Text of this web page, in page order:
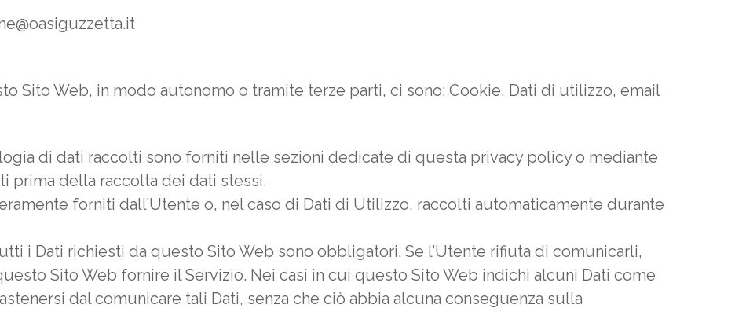
Sito Web, in modo autonomo o tramite terze parti, ci sono: Cookie, Dati di utilizzo, email
di dati raccolti sono forniti nelle sezioni dedicate di questa privacy policy o mediante
prima della raccolta dei dati stessi.
forniti dall’Utente o, nel caso di Dati di Utilizzo, raccolti automaticamente durante
i Dati richiesti da questo Sito Web sono obbligatori. Se l’Utente rifiuta di comunicarli,
Sito Web fornire il Servizio. Nei casi in cui questo Sito Web indichi alcuni Dati come
dal comunicare tali Dati, senza che ciò abbia alcuna conseguenza sulla